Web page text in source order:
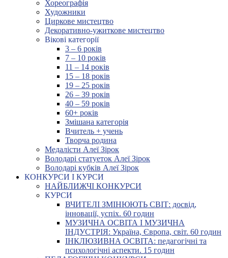
Хореографія
Художники
Циркове мистецтво
Декоративно-ужиткове мистецтво
Вікові категорії
3 – 6 років
7 – 10 років
11 – 14 років
15 – 18 років
19 – 25 років
26 – 39 років
40 – 59 років
60+ років
Змішана категорія
Вчитель + учень
Творча родина
Медалісти Алеї Зірок
Володарі статуеток Алеї Зірок
Володарі кубків Алеї Зірок
КОНКУРСИ І КУРСИ
НАЙБЛИЖЧІ КОНКУРСИ
КУРСИ
ВЧИТЕЛІ ЗМІНЮЮТЬ СВІТ: досвід,
інновації, успіх. 60 годин
МУЗИЧНА ОСВІТА І МУЗИЧНА
ІНДУСТРІЯ: Україна, Європа, світ. 60 годин
ІНКЛЮЗИВНА ОСВІТА: педагогічні та
психологічні аспекти. 15 годин